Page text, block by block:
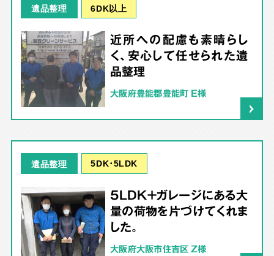
遺品整理 6DK以上
近所への配慮も素晴らし
く、安心して任せられた遺
品整理
大阪府豊能郡豊能町 E様
遺品整理 5DK･5LDK
5LDK＋ガレージにある大
量の荷物を片づけてくれま
した。
大阪府大阪市住吉区 Z様